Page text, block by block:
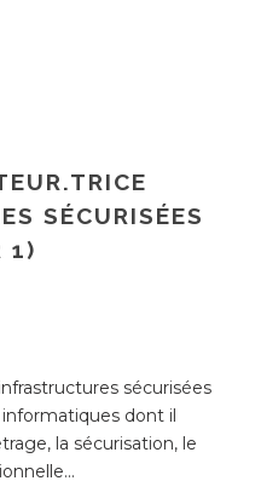
SÉCURISÉES
1)
sécurisées
dont il
la sécurisation, le